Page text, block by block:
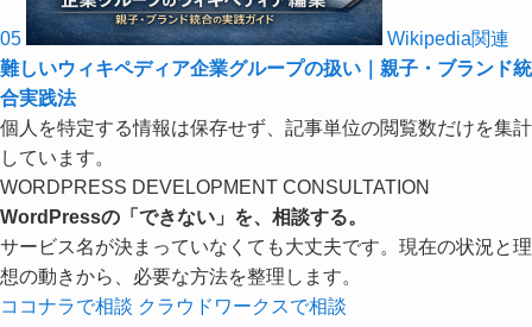
05
Wikipedia関連
難しいウィキペディア企業グループの扱い｜親子・ブランド統
合実践法
個人を特定する情報は保存せず、記事単位の閲覧数だけを集計
しています。
WORDPRESS DEVELOPMENT CONSULTATION
WordPressの「できない」を、相談する。
サービス名が決まっていなくても大丈夫です。現在の状況と理
想の動きから、必要な方法を整理します。
ココナラで相談 クラウドワークスで相談